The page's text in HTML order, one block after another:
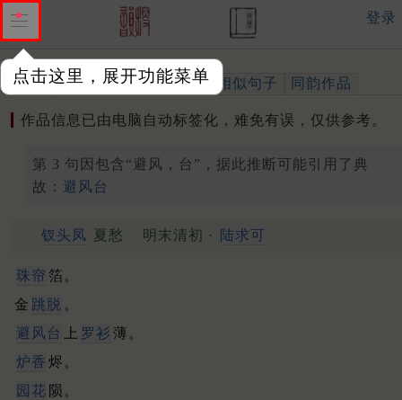
点击这里，展开功能菜单
登录
作品 标注四声 出处、引用 相似句子 同韵作品
作品信息已由电脑自动标签化，难免有误，仅供参考。
第 3 句因包含“避风，台”，据此推断可能引用了典
故： 避风台
钗头凤 夏愁 明末清初 · 陆求可
珠帘 箔。
金 跳脱 。
避风台
上 罗衫 薄。
炉香 烬。
园花 陨。